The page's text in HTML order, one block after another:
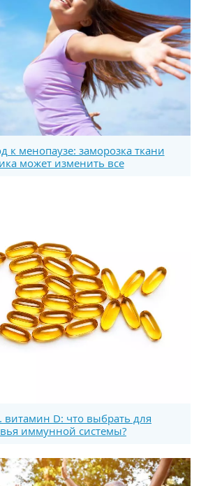
к менопаузе: заморозка ткани
может изменить все
витамин D: что выбрать для
иммунной системы?